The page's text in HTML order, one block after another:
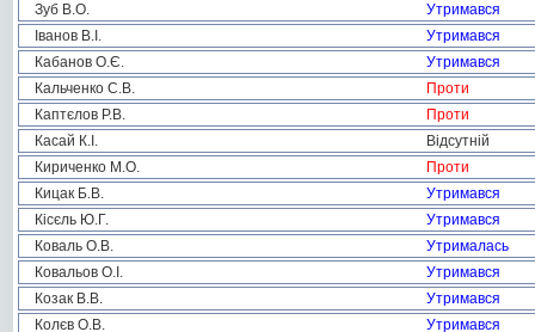
Зуб В.О.
Утримався
Іванов В.І.
Утримався
Кабанов О.Є.
Утримався
Кальченко С.В.
Проти
Каптєлов Р.В.
Проти
Касай К.І.
Відсутній
Кириченко М.О.
Проти
Кицак Б.В.
Утримався
Кісєль Ю.Г.
Утримався
Коваль О.В.
Утрималась
Ковальов О.І.
Утримався
Козак В.В.
Утримався
Колєв О.В.
Утримався